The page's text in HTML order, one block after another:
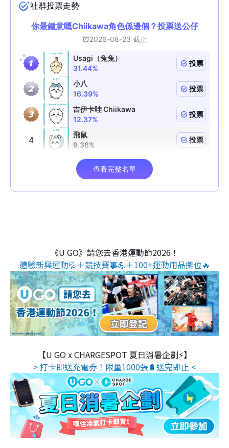
《U GO》請您去香港運動節2026！
體驗新興運動💦＋競技賽事💪＋100+運動用品攤位🔥
【U GO x CHARGESPOT 夏日消暑企劃⚡】
> 打卡即送充電券！限量1000張🔋送完即止 <